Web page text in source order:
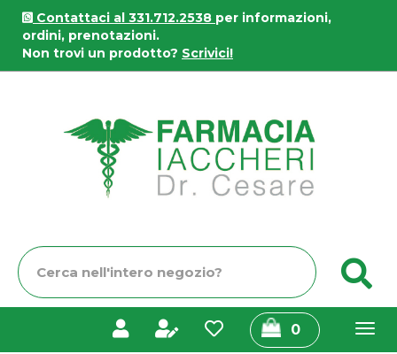
Passa
contenuto
principale
Contattaci al 331.712.2538 per informazioni,
ordini, prenotazioni.
Non trovi un prodotto? Scrivici!
Cerca
Prodotto
0prodotti
inseriti